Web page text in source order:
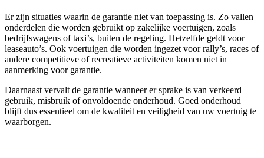
Er zijn situaties waarin de garantie niet van toepassing is. Zo vallen
onderdelen die worden gebruikt op zakelijke voertuigen, zoals
bedrijfswagens of taxi’s, buiten de regeling. Hetzelfde geldt voor
leaseauto’s. Ook voertuigen die worden ingezet voor rally’s, races of
andere competitieve of recreatieve activiteiten komen niet in
aanmerking voor garantie.
Daarnaast vervalt de garantie wanneer er sprake is van verkeerd
gebruik, misbruik of onvoldoende onderhoud. Goed onderhoud
blijft dus essentieel om de kwaliteit en veiligheid van uw voertuig te
waarborgen.